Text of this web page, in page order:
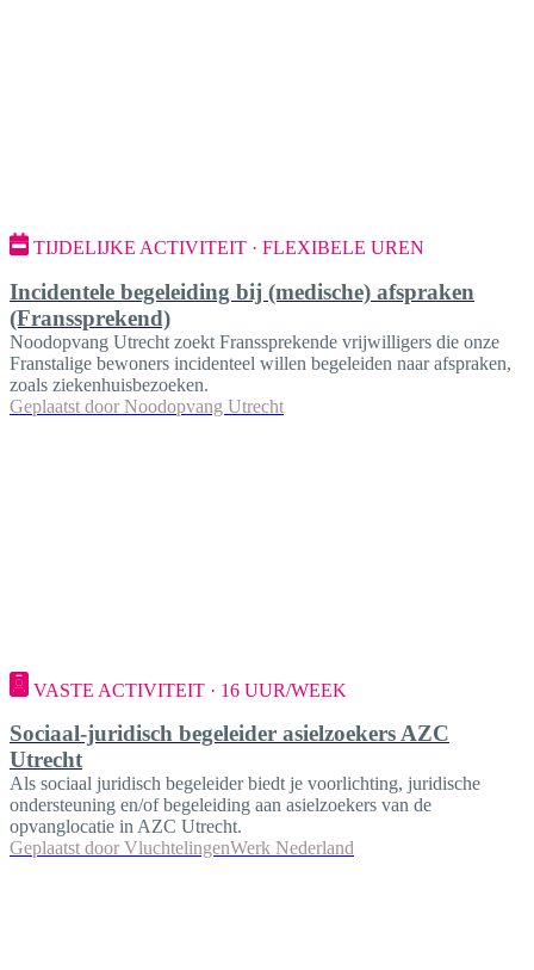
TIJDELIJKE ACTIVITEIT · FLEXIBELE UREN
Incidentele begeleiding bij (medische) afspraken
(Franssprekend)
Noodopvang Utrecht zoekt Franssprekende vrijwilligers die onze
Franstalige bewoners incidenteel willen begeleiden naar afspraken,
zoals ziekenhuisbezoeken.
Geplaatst door Noodopvang Utrecht
VASTE ACTIVITEIT · 16 UUR/WEEK
Sociaal-juridisch begeleider asielzoekers AZC
Utrecht
Als sociaal juridisch begeleider biedt je voorlichting, juridische
ondersteuning en/of begeleiding aan asielzoekers van de
opvanglocatie in AZC Utrecht.
Geplaatst door VluchtelingenWerk Nederland